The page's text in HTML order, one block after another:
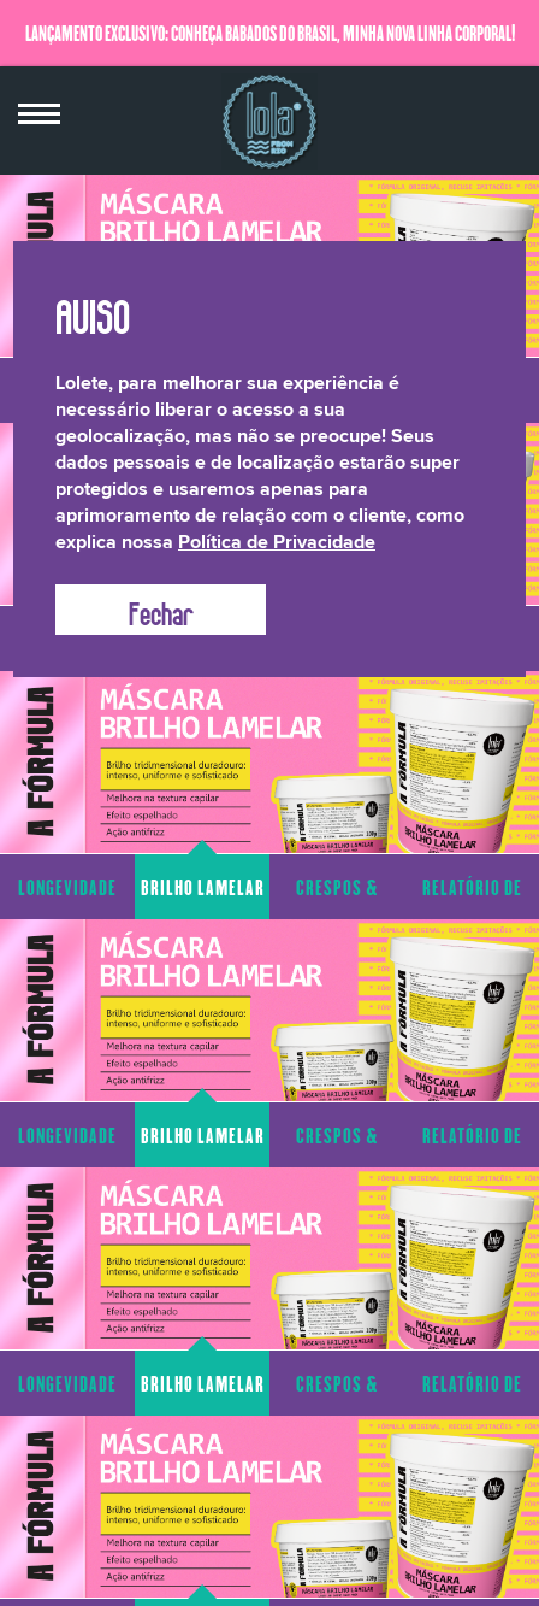
LANÇAMENTO EXCLUSIVO: CONHEÇA BABADOS DO BRASIL, MINHA NOVA LINHA CORPORAL!
QUERO SABER MAIS
LONGEVIDADE
CAPILAR
BRILHO LAMELAR CRESPOS &
CACHOS TRANSPARÊNCIA
LONGEVIDADE
CAPILAR
BRILHO LAMELAR
CACHOS TRANSPARÊNCIA
LONGEVIDADE
CAPILAR
BRILHO LAMELAR CRESPOS &
CACHOS
RELATÓRIO DE
TRANSPARÊNCIA
LONGEVIDADE
CAPILAR
BRILHO LAMELAR CRESPOS &
CACHOS
RELATÓRIO DE
TRANSPARÊNCIA
LONGEVIDADE
CAPILAR
BRILHO LAMELAR CRESPOS &
CACHOS
RELATÓRIO DE
TRANSPARÊNCIA
Lolete, para melhorar sua experiência é
necessário liberar o acesso a sua
geolocalização, mas não se preocupe! Seus
dados pessoais e de localização estarão super
protegidos e usaremos apenas para
aprimoramento de relação com o cliente, como
explica nossa Política de Privacidade